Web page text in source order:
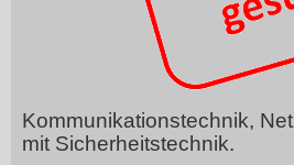
Kommunikationstechnik,
mit Sicherheitstechnik.